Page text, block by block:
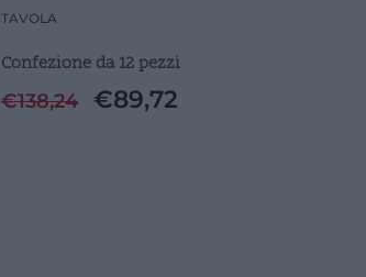
TAVOLA
Confezione da 12 pezzi
€138,24 €89,72